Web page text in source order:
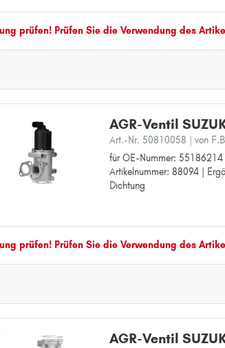
SX4
SX4 S-Cross
V
Anschlussanzahl: 5
Ventilart: Magnetventil
Gewicht [kg]: 0,82
prüfen! Prüfen Sie die Verwendung des
AGR-Ventil
Art.-Nr. 50810058
| von
für OE-Nummer:
Artikelnummer: 88094 |
Dichtung
für OE-Nummer: 55186214
Betriebsart: elektrisch
für Artikelnummer: 88094
prüfen! Prüfen Sie die Verwendung des
AGR-Ventil